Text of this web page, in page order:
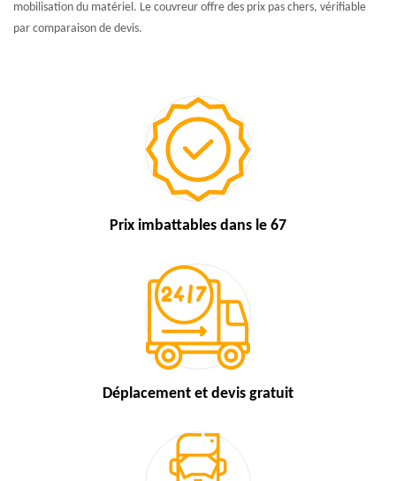
mobilisation du matériel. Le couvreur offre des prix pas chers, vérifiable
par comparaison de devis.
Prix imbattables dans le 67
Déplacement et devis gratuit